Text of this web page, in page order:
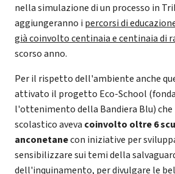
nella simulazione di un processo in
aggiungeranno i percorsi di
già coinvolto centinaia e centinaia di
scorso anno.
Per il rispetto dell'ambiente anche
attivato il progetto Eco-School
l'ottenimento della Bandiera Blu) che
scolastico aveva coinvolto oltre 6
anconetanecon iniziative per
sensibilizzare sui temi della
dell'inquinamento, per divulgare le